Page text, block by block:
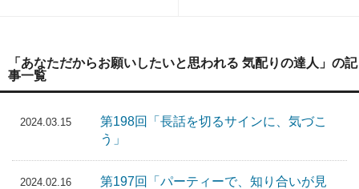
「あなただからお願いしたいと思われる 気配りの達人」の記
事一覧
2024.03.15
第198回「長話を切るサインに、気づこ
う」
2024.02.16
第197回「パーティーで、知り合いが見